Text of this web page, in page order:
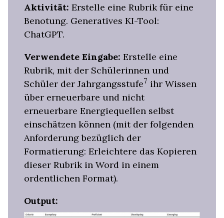
Aktivität: Erstelle eine Rubrik für eine
Benotung. Generatives KI-Tool:
ChatGPT.
Verwendete Eingabe: Erstelle eine
Rubrik, mit der Schülerinnen und
Schüler der Jahrgangsstufe7 ihr Wissen
über erneuerbare und nicht
erneuerbare Energiequellen selbst
einschätzen können (mit der folgenden
Anforderung bezüglich der
Formatierung: Erleichtere das Kopieren
dieser Rubrik in Word in einem
ordentlichen Format).
Output: